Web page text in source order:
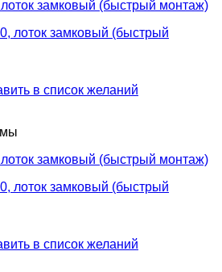
замковый (быстрый монтаж)
в список желаний
замковый (быстрый монтаж)
в список желаний